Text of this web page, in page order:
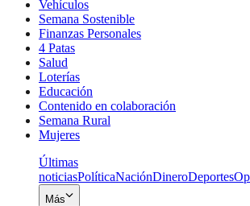
Vehículos
Semana Sostenible
Finanzas Personales
4 Patas
Salud
Loterías
Educación
Contenido en colaboración
Semana Rural
Mujeres
Últimas
noticiasPolíticaNaciónDineroDeportes
Más